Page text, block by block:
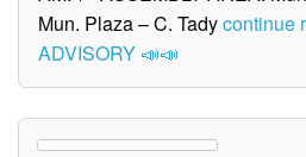
Mun. Plaza – C. Tadycontinue
ADVISORY 📣📣